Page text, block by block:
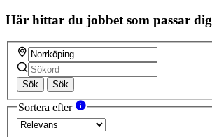
Här hittar du jobbet som passar dig
Sök Sök
Sortera efter